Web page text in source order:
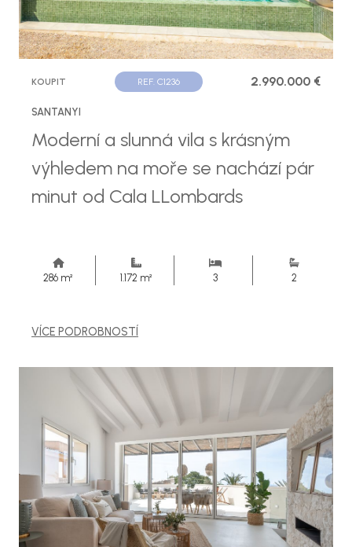
KOUPIT REF. C1236 2.990.000 €
SANTANYI
Moderní a slunná vila s krásným
výhledem na moře se nachází pár
minut od Cala LLombards
286 m² 1.172 m² 3 2
VÍCE PODROBNOSTÍ